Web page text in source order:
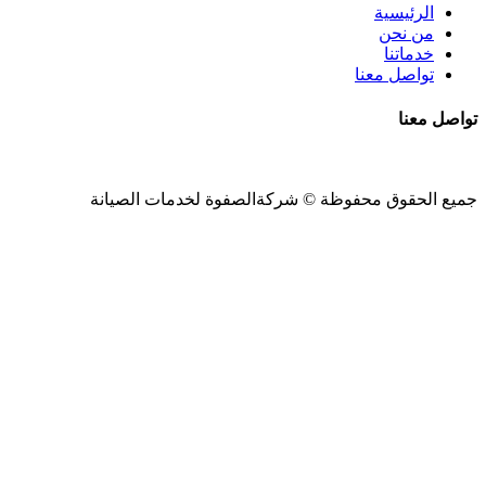
الرئيسية
من نحن
خدماتنا
تواصل معنا
تواصل معنا
جميع الحقوق محفوظة © شركةالصفوة لخدمات الصيانة